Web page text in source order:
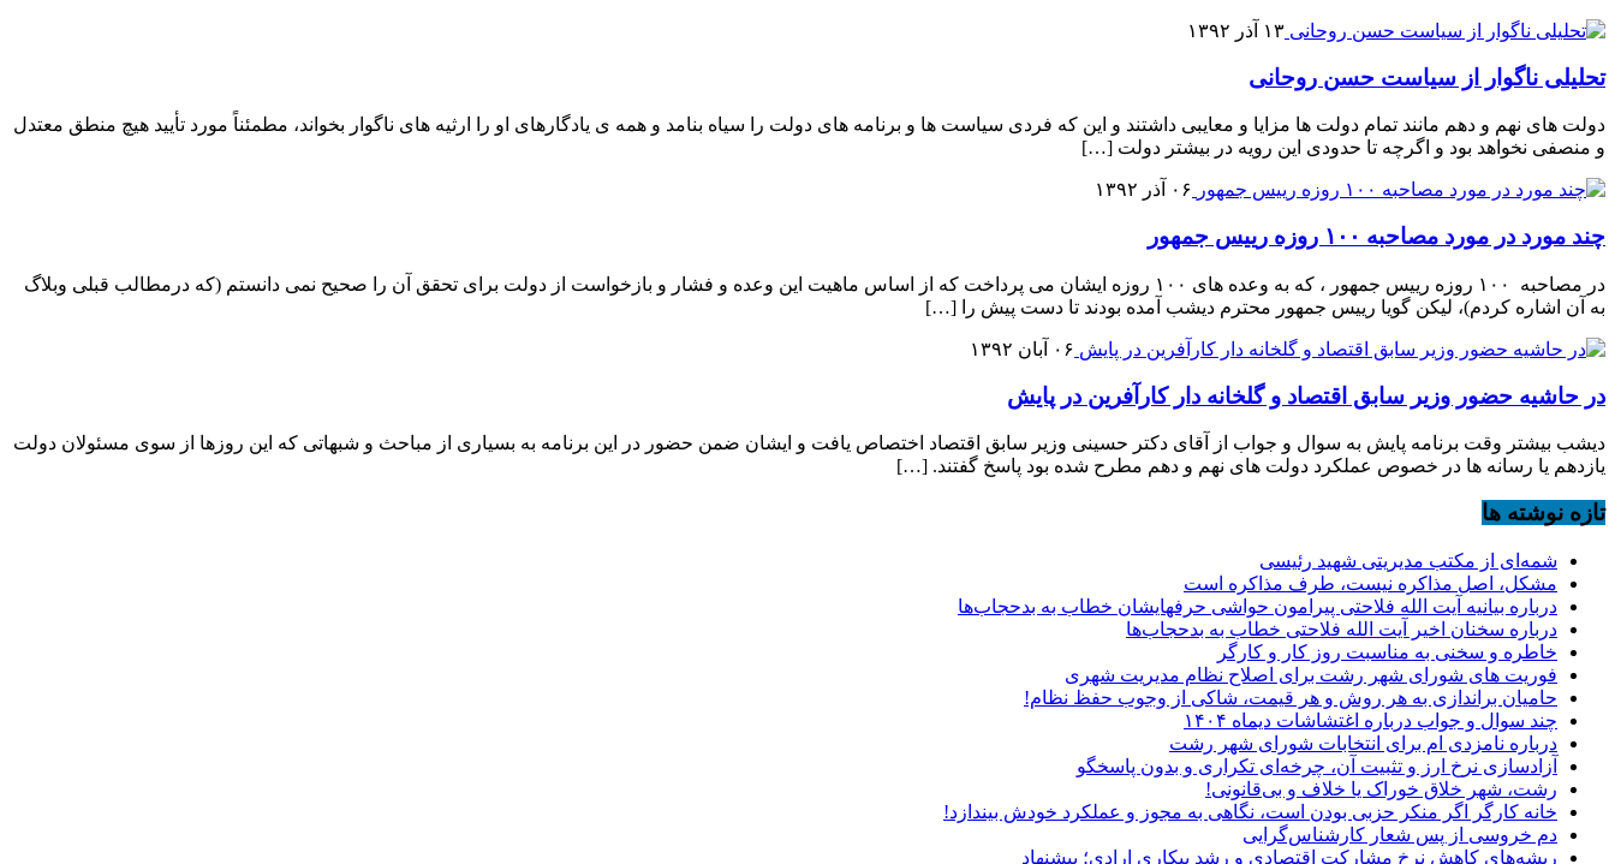
۱۳ آذر ۱۳۹۲
تحلیلی ناگوار از سیاست حسن روحانی
دولت های نهم و دهم مانند تمام دولت ها مزایا و معایبی داشتند و این که فردی سیاست ها و برنامه های دولت را سیاه بنامد و همه ی یادگارهای او را ارثیه های ناگوار بخواند، مطمئناً مورد تأیید هیچ منطق معتدل
و منصفی نخواهد بود و اگرچه تا حدودی این رویه در بیشتر دولت […]
۰۶ آذر ۱۳۹۲
چند مورد در مورد مصاحبه ۱۰۰ روزه رییس جمهور
در مصاحبه ۱۰۰ روزه رییس جمهور ، که به وعده های ۱۰۰ روزه ایشان می پرداخت که از اساس ماهیت این وعده و فشار و بازخواست از دولت برای تحقق آن را صحیح نمی دانستم (که درمطالب قبلی وبلاگ
به آن اشاره کردم)، لیکن گویا رییس جمهور محترم دیشب آمده بودند تا دست پیش را […]
۰۶ آبان ۱۳۹۲
در حاشیه حضور وزیر سابق اقتصاد و گلخانه دار کارآفرین در پایش
دیشب بیشتر وقت برنامه پایش به سوال و جواب از آقای دکتر حسینی وزیر سابق اقتصاد اختصاص یافت و ایشان ضمن حضور در این برنامه به بسیاری از مباحث و شبهاتی که این روزها از سوی مسئولان دولت
یازدهم یا رسانه ها در خصوص عملکرد دولت های نهم و دهم مطرح شده بود پاسخ گفتند. […]
تازه نوشته ها
شمه‌ای از مکتب مدیریتی شهید رئیسی
مشکل، اصل مذاکره نیست، طرف مذاکره است
درباره بیانیه آیت الله فلاحتی پیرامون حواشی حرفهایشان خطاب به بدحجاب‌ها
درباره سخنان اخیر آیت الله فلاحتی خطاب به بدحجاب‌ها
خاطره و سخنی به مناسبت روز کار و کارگر
فوریت های شورای شهر رشت برای اصلاح نظام مدیریت شهری
حامیان براندازی به هر روش و هر قیمت، شاکی از وجوب حفظ نظام!
چند سوال و جواب درباره اغتشاشات دیماه ۱۴۰۴
درباره نامزدی ام برای انتخابات شورای شهر رشت
آزادسازی نرخ ارز و تثبیت آن، چرخه‌ای تکراری و بدون پاسخگو
رشت، شهر خلاق خوراک یا خلاف و بی‌قانونی!
خانه کارگر اگر منکر حزبی بودن است، نگاهی به مجوز و عملکرد خودش بیندازد!
دم خروسی از پس شعار کارشناس‌گرایی
ریشه‌های کاهش نرخ مشارکت اقتصادی و رشد بیکاری ارادی؛ پیشنهاد